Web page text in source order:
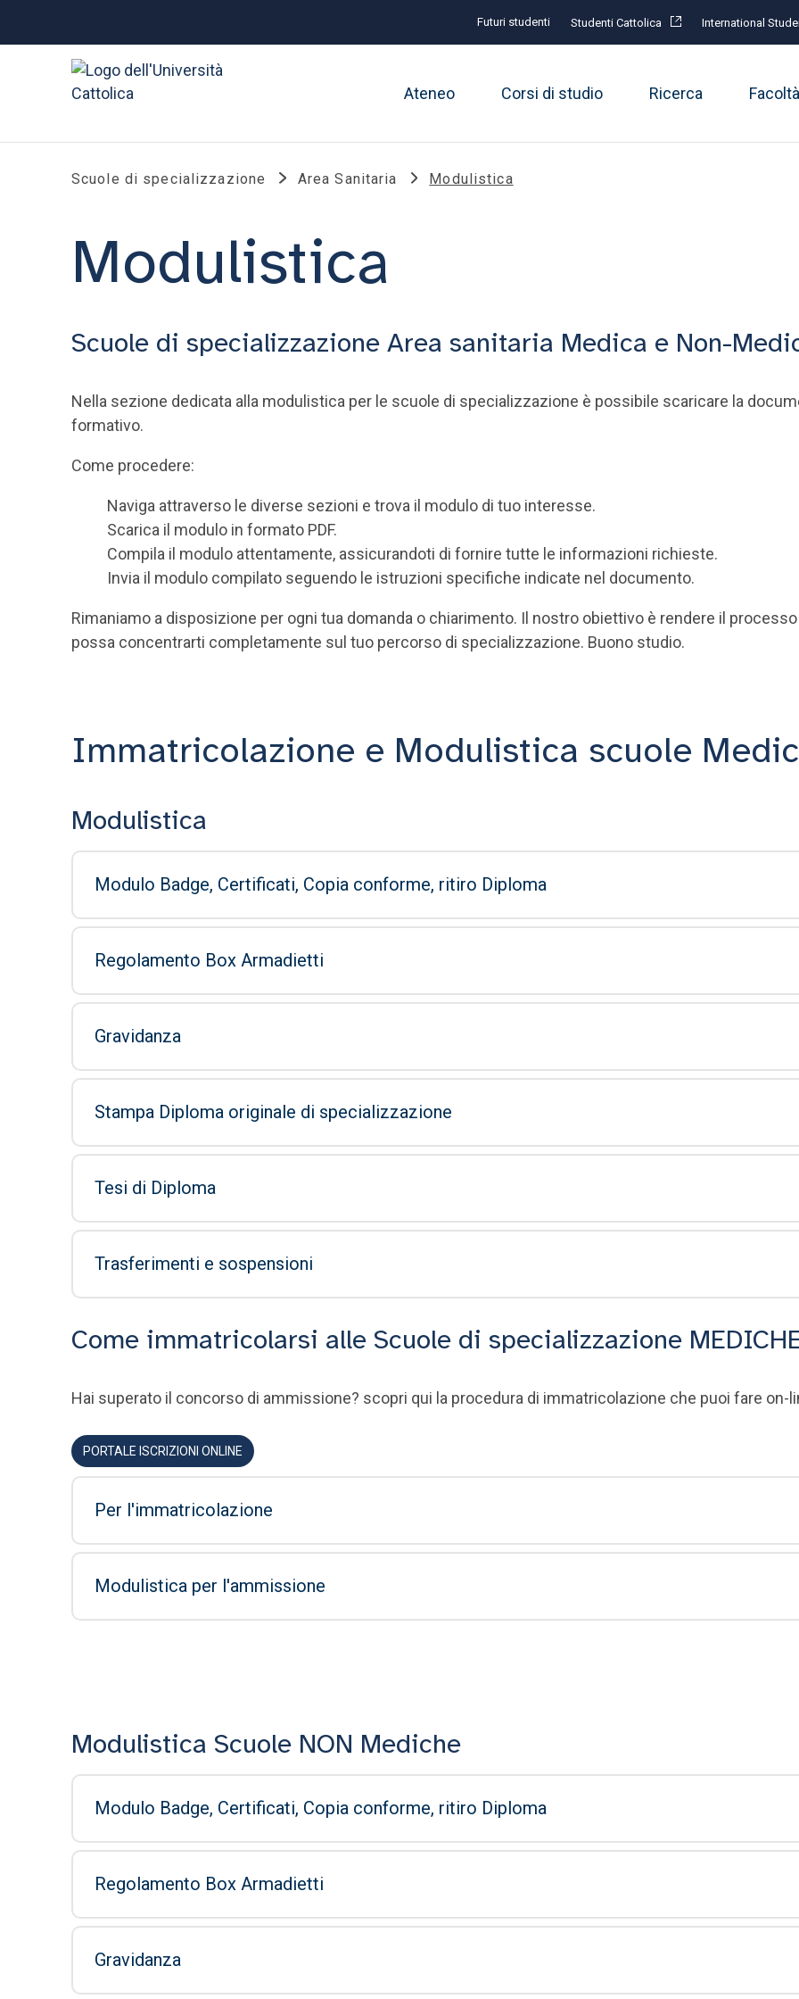
Futuri studenti Studenti Cattolica International
Ateneo Corsi di studio Ricerca
Scuole di specializzazione Area Sanitaria Modulistica
Modulistica
Scuole di specializzazione Area sanitaria Medica e Non-
Nella sezione dedicata alla modulistica per le scuole di specializzazione è possibile scaricare la
formativo.
Come procedere:
Naviga attraverso le diverse sezioni e trova il modulo di tuo interesse.
Scarica il modulo in formato PDF.
Compila il modulo attentamente, assicurandoti di fornire tutte le informazioni richieste.
Invia il modulo compilato seguendo le istruzioni specifiche indicate nel documento.
Rimaniamo a disposizione per ogni tua domanda o chiarimento. Il nostro obiettivo è rendere il
possa concentrarti completamente sul tuo percorso di specializzazione. Buono studio.
Immatricolazione e Modulistica scuole
Modulistica
Modulo Badge, Certificati, Copia conforme, ritiro Diploma
Regolamento Box Armadietti
Gravidanza
Stampa Diploma originale di specializzazione
Tesi di Diploma
Trasferimenti e sospensioni
Come immatricolarsi alle Scuole di specializzazione
Hai superato il concorso di ammissione? scopri qui la procedura di immatricolazione che puoi fare on-
PORTALE ISCRIZIONI ONLINE
Per l'immatricolazione
Modulistica per l'ammissione
Modulistica Scuole NON Mediche
Modulo Badge, Certificati, Copia conforme, ritiro Diploma
Regolamento Box Armadietti
Gravidanza